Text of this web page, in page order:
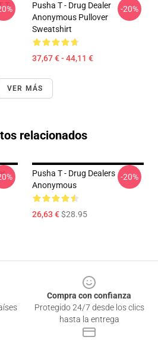
T-
Pusha T - Drug Dealer
Anonymous Pullover
Sweatshirt
37,67 € - 44,11 €
-20%
VER MÁS
relacionados
Pusha T - Drug Dealers
Anonymous
26,63 €$28.95
-20%
Compra con confianza
Protegido 24/7 desde los clics
hasta la entrega